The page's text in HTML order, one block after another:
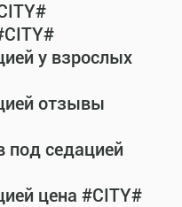
у взрослых
отзывы
под седацией
цена #CITY#